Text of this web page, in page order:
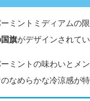
ミントミディアムの
旗がデザインされてい
ミントの味わいとメ
なめらかな冷涼感が特